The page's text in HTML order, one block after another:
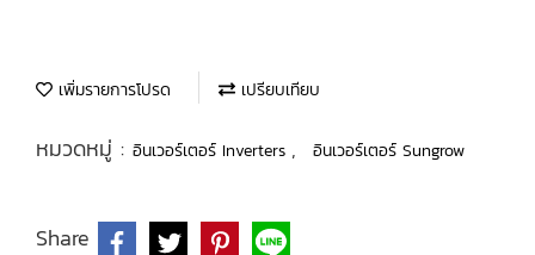
เพิ่มรายการโปรด เปรียบเทียบ
หมวดหมู่ : อินเวอร์เตอร์ Inverters , อินเวอร์เตอร์ Sungrow
Share